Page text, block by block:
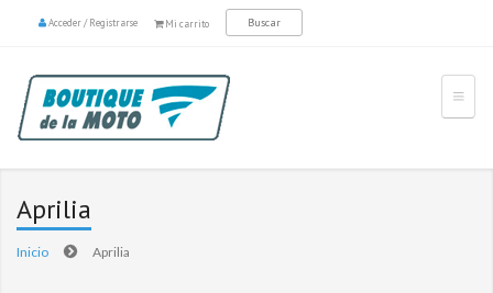
Mi carrito
Acceder/Registrarse
Aprilia
Inicio Aprilia